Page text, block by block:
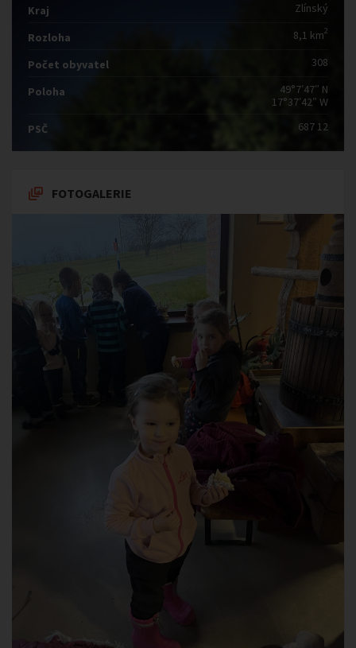
Kraj Zlínský
Rozloha 8,1 km2
Počet obyvatel 308
Poloha
49°7′47″ N
17°37′42″ W
PSČ
687 12
FOTOGALERIE